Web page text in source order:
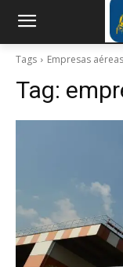
Tags Empresas aéreas
Tag: